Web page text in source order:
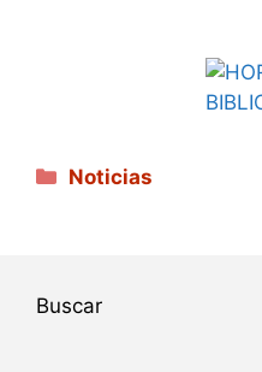
Categorías
Noticias
Buscar